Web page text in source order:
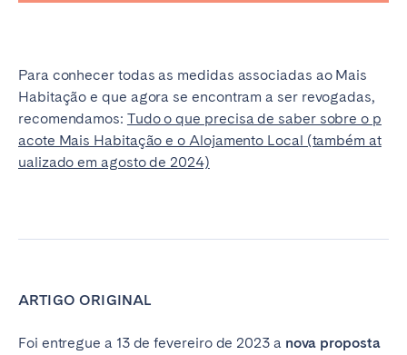
Para conhecer todas as medidas associadas ao Mais
Habitação e que agora se encontram a ser revogadas,
recomendamos: Tudo o que precisa de saber sobre o p
acote Mais Habitação e o Alojamento Local (também at
ualizado em agosto de 2024)
ARTIGO ORIGINAL
Foi entregue a 13 de fevereiro de 2023 a nova proposta